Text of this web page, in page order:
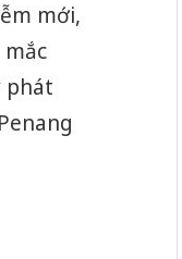
mới,
phát
hại trong vụ án buôn
bán bình sữa
Moyuum giả
An Giang: Đối tượng
chủ mưu đường dây